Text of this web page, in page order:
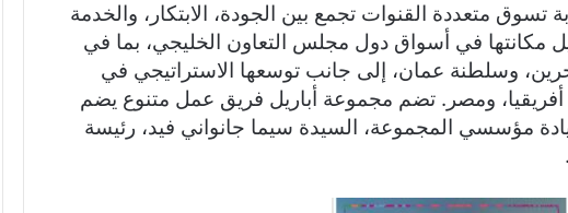
تسوق متعددة القنوات تجمع بين الجودة، الابتكار، والخدمة
مكانتها في أسواق دول مجلس التعاون الخليجي، بما في
وسلطنة عمان، إلى جانب توسعها الاستراتيجي في
ومصر. تضم مجموعة أباريل فريق عمل متنوع يضم
تحت قيادة مؤسسي المجموعة، السيدة سيما جانواني فيد، رئيسة